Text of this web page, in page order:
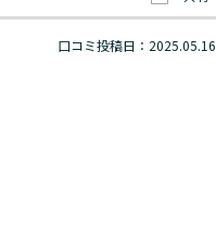
口コミ投稿日：2025.05.16